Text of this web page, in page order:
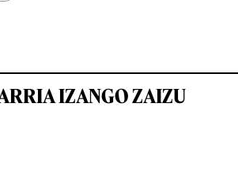
IZANGO ZAIZU